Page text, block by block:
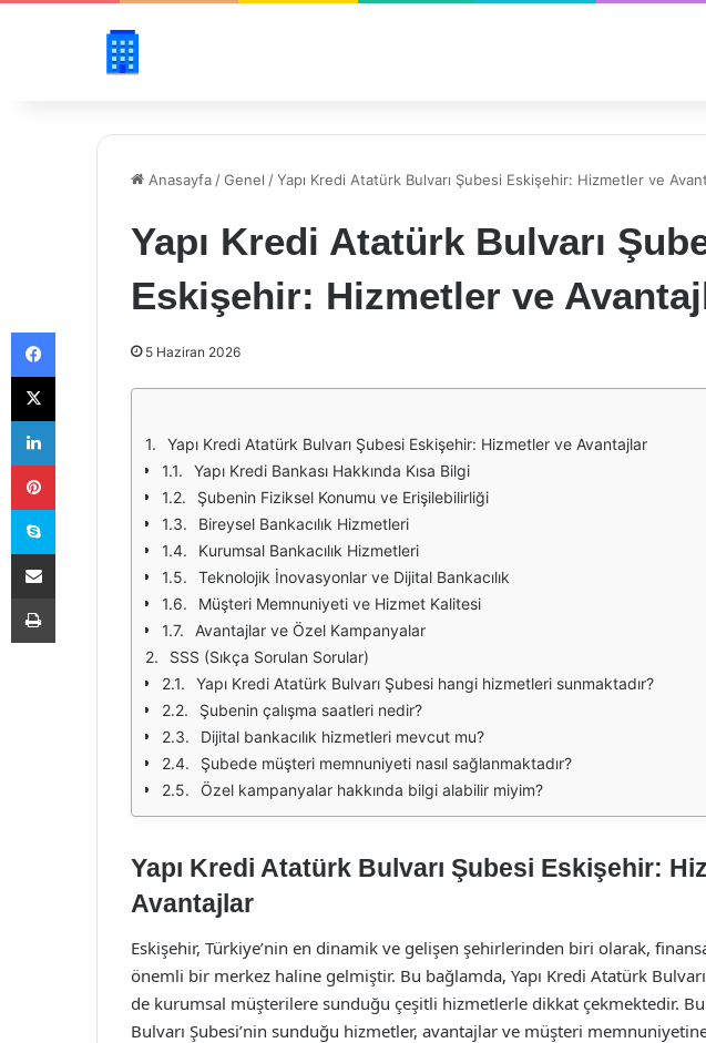
Anasayfa /Genel /Yapı Kredi Atatürk Bulvarı Şubesi Eskişehir: Hizmetler ve
Yapı Kredi Atatürk Bulvarı
Eskişehir: Hizmetler ve
5 Haziran 2026
Yapı Kredi Atatürk Bulvarı Şubesi Eskişehir: Hizmetler ve Avantajlar
Yapı Kredi Bankası Hakkında Kısa Bilgi
Şubenin Fiziksel Konumu ve Erişilebilirliği
Bireysel Bankacılık Hizmetleri
Kurumsal Bankacılık Hizmetleri
Teknolojik İnovasyonlar ve Dijital Bankacılık
Müşteri Memnuniyeti ve Hizmet Kalitesi
Avantajlar ve Özel Kampanyalar
SSS (Sıkça Sorulan Sorular)
Yapı Kredi Atatürk Bulvarı Şubesi hangi hizmetleri sunmaktadır?
Şubenin çalışma saatleri nedir?
Dijital bankacılık hizmetleri mevcut mu?
Şubede müşteri memnuniyeti nasıl sağlanmaktadır?
Özel kampanyalar hakkında bilgi alabilir miyim?
Yapı Kredi Atatürk Bulvarı Şubesi Eskişehir:
Avantajlar
Eskişehir, Türkiye’nin en dinamik ve gelişen şehirlerinden biri olarak,
önemli bir merkez haline gelmiştir. Bu bağlamda, Yapı Kredi Atatürk
de kurumsal müşterilere sunduğu çeşitli hizmetlerle dikkat çekmektedir. Bu
Bulvarı Şubesi’nin sunduğu hizmetler, avantajlar ve müşteri
Facebook
X
LinkedIn
Pinterest
Skype
E-Posta ile paylaş